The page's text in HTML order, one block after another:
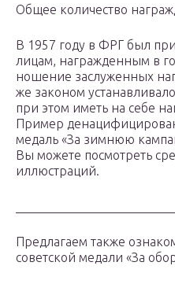
Общее количество
В 1957 году в ФРГ был
лицам, награжденным в
ношение заслуженных
же законом
при этом иметь на себе
Пример
медаль «За зимнюю
Вы можете посмотреть
иллюстраций.
Предлагаем также
советской медали «За